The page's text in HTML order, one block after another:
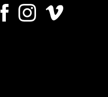
FacebookInstagram
Vimeo